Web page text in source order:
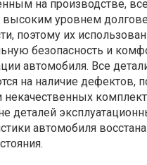
на производстве, все
уровнем
поэтому их
безопасность и
автомобиля. Все
на наличие дефектов,
некачественных
деталей
автомобиля